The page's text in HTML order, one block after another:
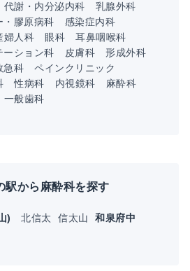
代謝・内分泌内科
乳腺外科
・膠原病科
感染症内科
婦人科 眼科
耳鼻咽喉科
ーション科 皮膚科
形成外科
急科
ペインクリニック
性病科 内視鏡科
麻酔科
一般歯科
駅から麻酔科を探す
) 北信太 信太山
和泉府中